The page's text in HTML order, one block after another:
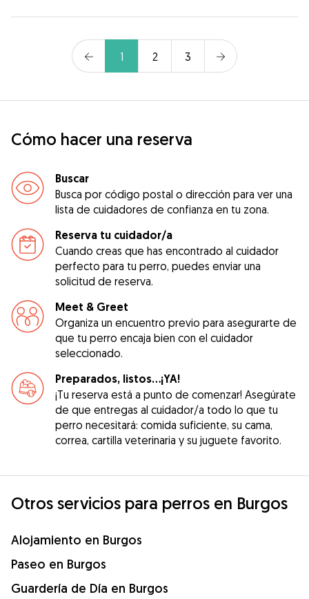
1 2 3
Cómo hacer una reserva
Buscar
Busca por código postal o dirección para ver una
lista de cuidadores de confianza en tu zona.
Reserva tu cuidador/a
Cuando creas que has encontrado al cuidador
perfecto para tu perro, puedes enviar una
solicitud de reserva.
Meet & Greet
Organiza un encuentro previo para asegurarte de
que tu perro encaja bien con el cuidador
seleccionado.
Preparados, listos...¡YA!
¡Tu reserva está a punto de comenzar! Asegúrate
de que entregas al cuidador/a todo lo que tu
perro necesitará: comida suficiente, su cama,
correa, cartilla veterinaria y su juguete favorito.
Otros servicios para perros en Burgos
Alojamiento en Burgos
Paseo en Burgos
Guardería de Día en Burgos